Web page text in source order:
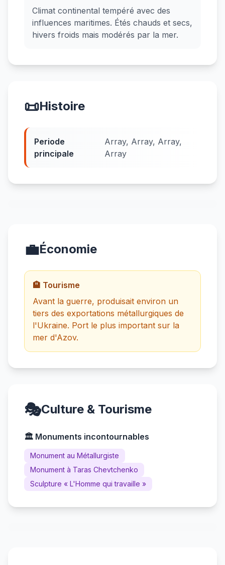
Climat continental tempéré avec des
influences maritimes. Étés chauds et secs,
hivers froids mais modérés par la mer.
📜Histoire
Periode
principale
Array, Array, Array,
Array
💼Économie
🏨 Tourisme
Avant la guerre, produisait environ un
tiers des exportations métallurgiques de
l'Ukraine. Port le plus important sur la
mer d'Azov.
🎭Culture & Tourisme
🏛️ Monuments incontournables
Monument au Métallurgiste
Monument à Taras Chevtchenko
Sculpture « L'Homme qui travaille »